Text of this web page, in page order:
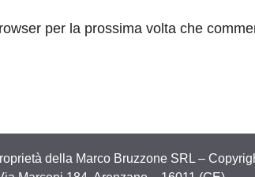
per la prossima volta che
della Marco Bruzzone SRL –